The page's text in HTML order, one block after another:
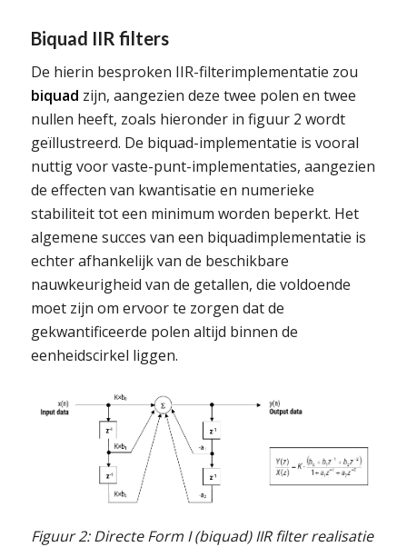
Biquad IIR filters
De hierin besproken IIR-filterimplementatie zou
biquad zijn, aangezien deze twee polen en twee
nullen heeft, zoals hieronder in figuur 2 wordt
geïllustreerd. De biquad-implementatie is vooral
nuttig voor vaste-punt-implementaties, aangezien
de effecten van kwantisatie en numerieke
stabiliteit tot een minimum worden beperkt. Het
algemene succes van een biquadimplementatie is
echter afhankelijk van de beschikbare
nauwkeurigheid van de getallen, die voldoende
moet zijn om ervoor te zorgen dat de
gekwantificeerde polen altijd binnen de
eenheidscirkel liggen.
Figuur 2: Directe Form I (biquad) IIR filter realisatie